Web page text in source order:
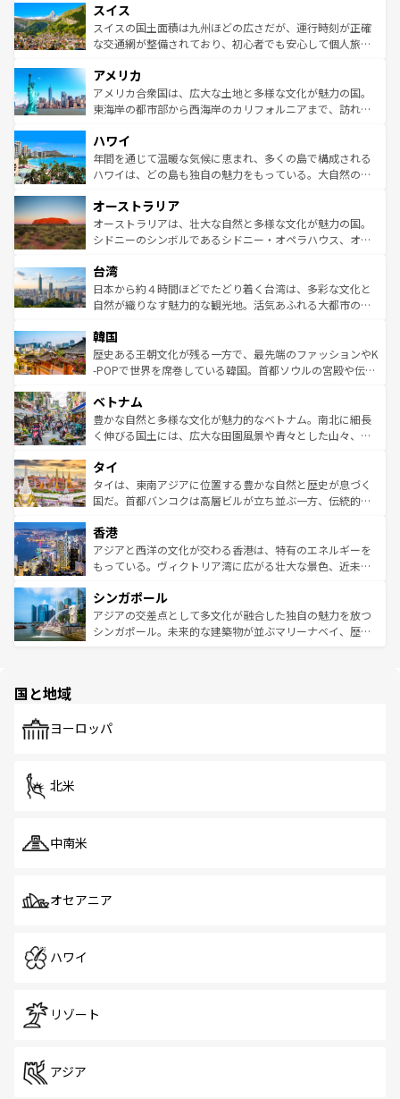
れる地方に足を運ぶとそれぞれで全く異なる文化を体験で
きるだろう。 なお、新着のフランス情報はコンテンツ一覧
を参照してほしい。
は、お酒好きな人にはぜひ体験してほしい。 なお、新着の
ドイツ情報はコンテンツ一覧を参照してほしい。
リアごとに異なる魅力がある。また、優雅なアフタヌーン
ティー、ビール好きにはたまらない英国パブ、サッカー観
戦など、本場だからこそできる体験も豊富。イギリスを旅
ンツ一覧を参照してほしい。
スイス
スイスの国土面積は九州ほどの広さだが、運行時刻が正確
な交通網が整備されており、初心者でも安心して個人旅行
の建物がそのまま残る町や、スイスならではのユニークな
博物館もあり、アルプス観光だけでなく町歩きも満喫する
ことができる。国民の所得が高いため物価も高いが、旅行
ば市内交通費無料で観光を楽しむこともできる。 なお、新
着のスイス情報はコンテンツ一覧 を参照してほしい。
アメリカ
アメリカ合衆国は、広大な土地と多様な文化が魅力の国。
東海岸の都市部から西海岸のカリフォルニアまで、訪れる
のような巨大都市は、観光、ショッピング、エンターテイ
ンメントが詰まった刺激的なスポットだ。一方、アメリカ
西部には大自然が広がり、グランドキャニオンやイエロー
部のニューオーリンズでは、音楽と美食が融合した独特の
文化が魅力。旅行者はアメリカの各地域で異なる魅力を楽
しみながら、その多様性と豊かな歴史を感じることができ
ならではの贅沢な旅のスタイルだ。 なお、新着のアメリカ
情報はコンテンツ一覧を参照してほしい。
ハワイ
年間を通じて温暖な気候に恵まれ、多くの島で構成される
ハワイは、どの島も独自の魅力をもっている。大自然の神
ワイ島は見逃せない。また、定番の観光地といえばオアフ
島だが、静かな自然を求めるならマウイ島やカウアイ島が
おすすめ。エメラルドグリーンに輝く海をはじめ、豊かな
れるおもてなしの心で訪れる人々を迎えてくれるハワイの
人々、おいしいローカルフードやハワイアンミュージッ
ク、伝統的なフラダンスなど、すべてがハワイの魅力を彩
ワイを、存分に味わってほしい。 なお、新着のハワイ情報
はコンテンツ一覧を参照してほしい。
オーストラリア
オーストラリアは、壮大な自然と多様な文化が魅力の国。
シドニーのシンボルであるシドニー・オペラハウス、オー
リアリーフや大陸中央部にそびえるウルル（エアーズロッ
ク）、タスマニアの美しい原生林やケアンズの熱帯雨林な
ど、見どころがたくさん。また、カフェやワイン、オージ
いる。アクティビティも充実しており、サーフィンやダイ
ビング、ハイキングなど、アウトドア好きにはたまらな
い。オーストラリアの多彩な魅力を存分に味わいつくそ
参照してほしい。
台湾
日本から約４時間ほどでたどり着く台湾は、多彩な文化と
自然が織りなす魅力的な観光地。活気あふれる大都市の台
ン）、静ひつな山岳地帯である台湾東部など、都市の喧騒
と山間の静けさが共存しており、訪れる人に新しい発見と
驚きをもたらしてくれる。また、奥深い台湾の食文化も魅
容にもいいと評判のスイーツなど、バラエティ豊かな料理
が味わえる。 なお、新着の台湾情報は コンテンツ一覧を参
照してほしい。
韓国
歴史ある王朝文化が残る一方で、最先端のファッションやK
-POPで世界を席巻している韓国。首都ソウルの宮殿や伝統
き、地方に足を延ばせば四季折々の自然美を楽しむことが
できる。そして、キムチや焼肉、絶品のストリートフード
まで、さまざまな韓国料理が待っている。夜には、韓国な
リティに包まれながら、韓国の多彩な魅力を心ゆくまで味
わってみてほしい。 なお、新着の韓国情報はコンテンツ一
覧を参照してほしい。
ベトナム
豊かな自然と多様な文化が魅力的なベトナム。南北に細長
く伸びる国土には、広大な田園風景や青々とした山々、世
急速な発展と共に伝統が息づく。ハノイの古い町並みやホ
ーチミン市のフランス統治時代の建物も、独特の雰囲気を
醸し出している。また、バラエティの豊かさとおいしさで
とつ。フォーやバインミー、ベトナムコーヒーなどは、ぜ
ひ現地で味わいたい。どの地域を訪れてもあたたかい人々
が旅行者を迎えてくれるので、きっと忘れられない旅にな
参照してほしい。
タイ
タイは、東南アジアに位置する豊かな自然と歴史が息づく
国だ。首都バンコクは高層ビルが立ち並ぶ一方、伝統的な
の活気が交差している。北部ではチェンマイなどの山岳地
帯で自然と触れ合い、南部ではプーケットやクラビの美し
いビーチでリゾート気分を楽しむことができる。タイ料理
激する。気候は一年中温暖で、どの季節にも異なる楽しみ
が待っている。親しみやすいタイの人々、仏教を中心とし
た文化、そして多様な観光資源が、訪れる旅人を魅了し続
香港
アジアと西洋の文化が交わる香港は、特有のエネルギーを
もっている。ヴィクトリア湾に広がる壮大な景色、近未来
み、どこを訪れても感動するはず。観光スポットが密集し
ており、効率よく見どころを回れるのも魅力。息をのむよ
うな絶景から文化的な体験まで、香港を存分に楽しみ尽く
シンガポール
アジアの交差点として多文化が融合した独自の魅力を放つ
シンガポール。未来的な建築物が並ぶマリーナベイ、歴史
で、ホーカーズは地元の風情を楽しめる外せないスポット
国と地域
ヨーロッパ
北米
中南米
オセアニア
ハワイ
リゾート
アジア